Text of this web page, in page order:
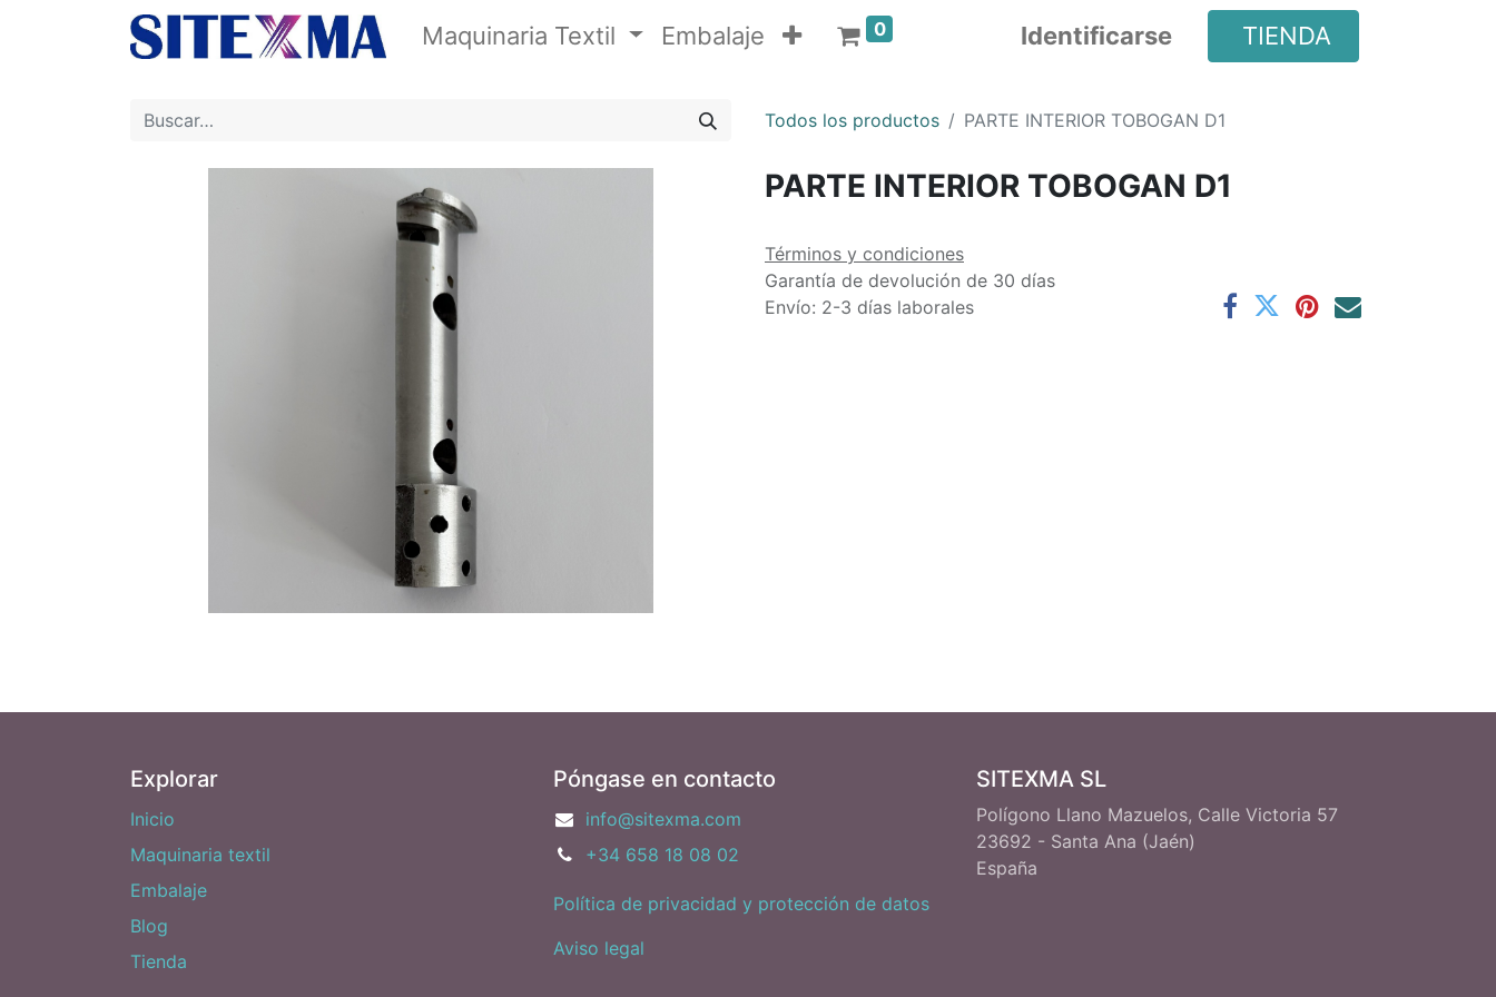
Maquinaria Textil Embalaje 0 Identificarse TIENDA
Todos los productos PARTE INTERIOR TOBOGAN D1
PARTE INTERIOR TOBOGAN D1
Términos y condiciones
Garantía de devolución de 30 días
Envío: 2-3 días laborales
Explorar
Inicio
Maquinaria textil
Embalaje
Blog
Tienda
Póngase en contacto
info@sitexma.com
+34 658 18 08 02
Política de privacidad y protección de datos
Aviso legal
SITEXMA SL
Polígono Llano Mazuelos, Calle Victoria 57
23692 - Santa Ana (Jaén)
España